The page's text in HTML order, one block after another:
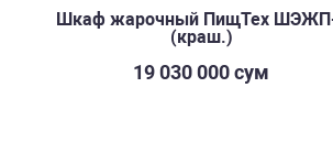
Шкаф жарочный ПищТех
(краш.)
19 030 000 сум